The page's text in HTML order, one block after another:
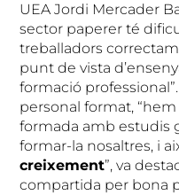
UEA Jordi Mercader
sector paperer té
treballadors
punt de vista
formació
personal format,
formada amb estudis
formar-la nosaltres, i
creixement”, va
compartida per bona